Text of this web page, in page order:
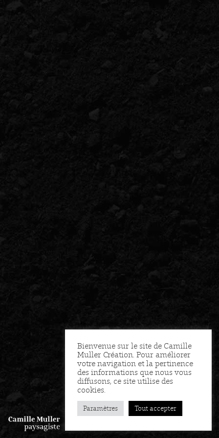
Bienvenue sur le site de Camille
Muller Création. Pour améliorer
votre navigation et la pertinence
des informations que nous vous
diffusons, ce site utilise des
cookies.
Paramètres Tout accepter